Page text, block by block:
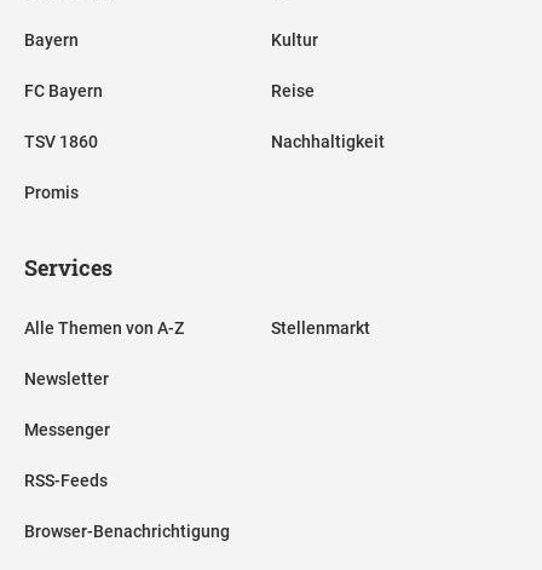
Bayern
FC Bayern
TSV 1860
Promis
Kultur
Reise
Nachhaltigkeit
Services
Alle Themen von A-Z
Newsletter
Messenger
RSS-Feeds
Browser-Benachrichtigung
Stellenmarkt